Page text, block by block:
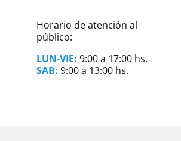
Horario de atención al
público:
LUN-VIE: 9:00 a 17:00 hs.
SAB: 9:00 a 13:00 hs.